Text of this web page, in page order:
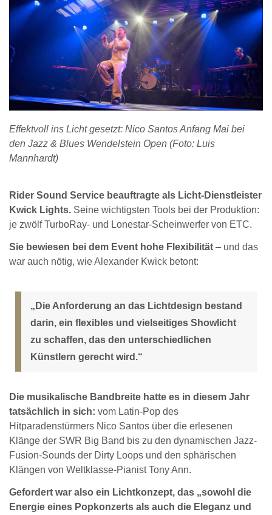
Effektvoll ins Licht gesetzt: Nico Santos Anfang Mai bei
den Jazz & Blues Wendelstein Open (Foto: Luis
Mannhardt)
Rider Sound Service beauftragte als Licht-Dienstleister
Kwick Lights. Seine wichtigsten Tools bei der Produktion:
je zwölf TurboRay- und Lonestar-Scheinwerfer von ETC.
Sie bewiesen bei dem Event hohe Flexibilität – und das
war auch nötig, wie Alexander Kwick betont:
„Die Anforderung an das Lichtdesign bestand
darin, ein flexibles und vielseitiges Showlicht
zu schaffen, das den unterschiedlichen
Künstlern gerecht wird.“
Die musikalische Bandbreite hatte es in diesem Jahr
tatsächlich in sich: vom Latin-Pop des
Hitparadenstürmers Nico Santos über die erlesenen
Klänge der SWR Big Band bis zu den dynamischen Jazz-
Fusion-Sounds der Dirty Loops und den sphärischen
Klängen von Weltklasse-Pianist Tony Ann.
Gefordert war also ein Lichtkonzept, das „sowohl die
Energie eines Popkonzerts als auch die Eleganz und